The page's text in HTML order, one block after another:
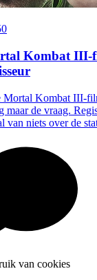
Kombat III-
Mortal Kombat III-
maar de vraag.
van niets over de
van cookies